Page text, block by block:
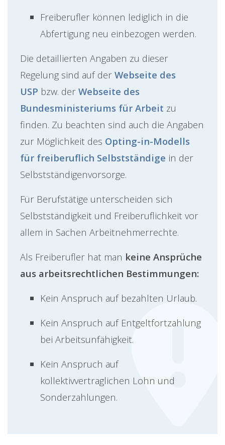
Freiberufler können lediglich in die
Abfertigung neu einbezogen werden.
Die detaillierten Angaben zu dieser
Regelung sind auf der Webseite des
USP bzw. der Webseite des
Bundesministeriums für Arbeit zu
finden. Zu beachten sind auch die Angaben
zur Möglichkeit des Opting-in-Modells
für freiberuflich Selbstständige in der
Selbstständigenvorsorge.
Für Berufstätige unterscheiden sich
Selbstständigkeit und Freiberuflichkeit vor
allem in Sachen Arbeitnehmerrechte.
Als Freiberufler hat man keine Ansprüche
aus arbeitsrechtlichen Bestimmungen:
Kein Anspruch auf bezahlten Urlaub.
Kein Anspruch auf Entgeltfortzahlung
bei Arbeitsunfähigkeit.
Kein Anspruch auf
kollektivvertraglichen Lohn und
Sonderzahlungen.